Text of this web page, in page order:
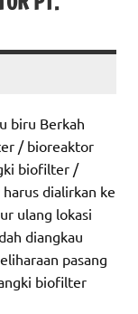
biru Berkah
/ bioreaktor
biofilter /
dialirkan ke
ulang lokasi
diangkau
pasang
biofilter